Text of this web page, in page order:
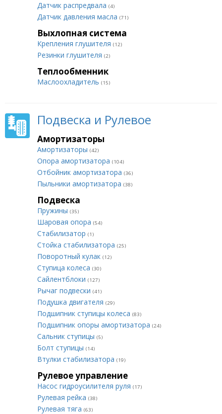
Датчик распредвала (4)
Датчик давления масла (71)
Выхлопная система
Крепления глушителя (12)
Резинки глушителя (2)
Теплообменник
Маслоохладитель (15)
Подвеска и Рулевое
Амортизаторы
Амортизаторы (42)
Опора амортизатора (104)
Отбойник амортизатора (36)
Пыльники амортизатора (38)
Подвеска
Пружины (35)
Шаровая опора (54)
Стабилизатор (1)
Стойка стабилизатора (25)
Поворотный кулак (12)
Ступица колеса (30)
Сайлентблоки (127)
Рычаг подвески (41)
Подушка двигателя (29)
Подшипник ступицы колеса (83)
Подшипник опоры амортизатора (24)
Сальник ступицы (5)
Болт ступицы (14)
Втулки стабилизатора (19)
Рулевое управление
Насос гидроусилителя руля (17)
Рулевая рейка (38)
Рулевая тяга (63)